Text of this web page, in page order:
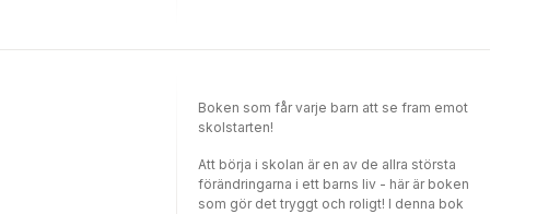
Boken som får varje barn att se fram emot
skolstarten!
Att börja i skolan är en av de allra största
förändringarna i ett barns liv - här är boken
som gör det tryggt och roligt! I denna bok